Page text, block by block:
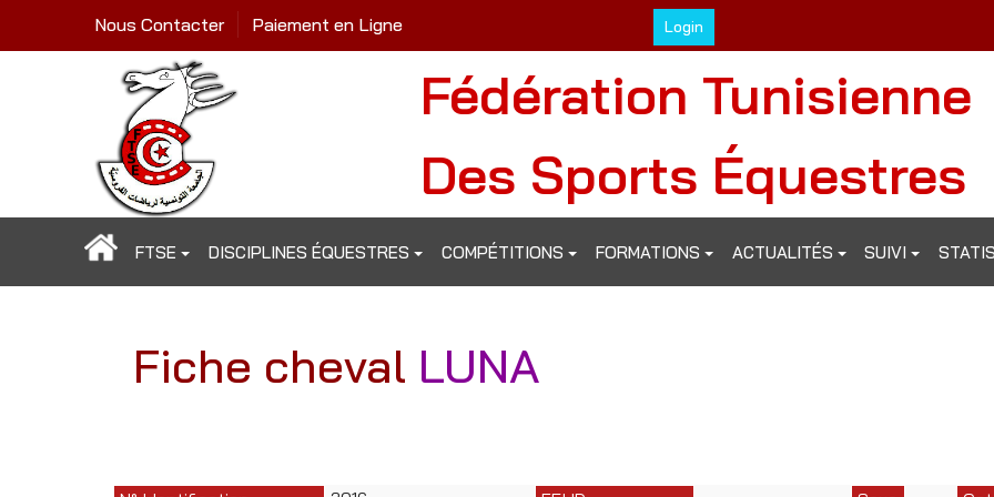
Login
Nous Contacter Paiement en Ligne
Fédération Tunisienne
Des Sports Équestres
FTSE DISCIPLINES ÉQUESTRES COMPÉTITIONS FORMATIONS ACTUALITÉS SUIVI
Fiche cheval LUNA